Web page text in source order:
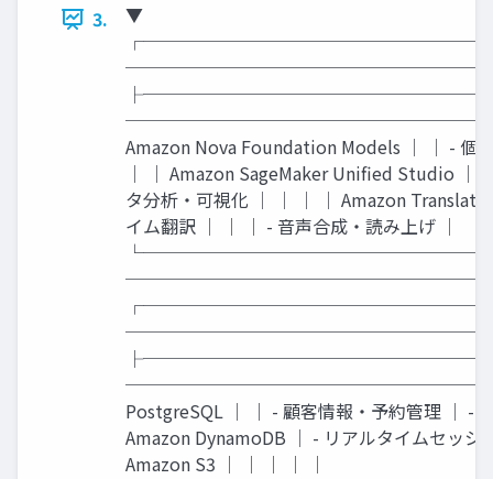
3.
▼
Amazon Nova Foundation Models │ │ -
│ │ Amazon SageMaker Unified Studio │
タ分析・可視化 │ │ │ │ Amazon Translate
イム翻訳 │ │ │ - 音声合成・読み上げ │
PostgreSQL │ │ - 顧客情報・予約管理 │
Amazon DynamoDB │ - リアルタイムセッ
Amazon S3 │ │ │ │ │